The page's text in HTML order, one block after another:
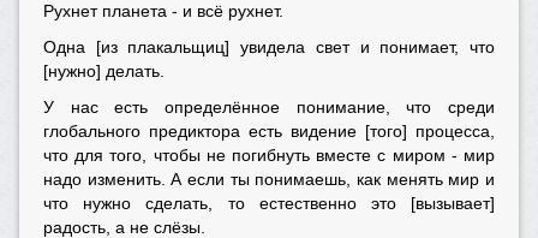
Рухнет планета - и всё рухнет.
Одна [из плакальщиц] увидела свет и понимает, что
[нужно] делать.
У нас есть определённое понимание, что среди
глобального предиктора есть видение [того] процесса,
что для того, чтобы не погибнуть вместе с миром - мир
надо изменить. А если ты понимаешь, как менять мир и
что нужно сделать, то естественно это [вызывает]
радость, а не слёзы.